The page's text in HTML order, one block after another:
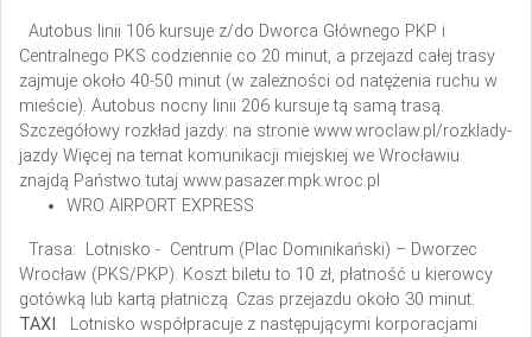
Autobus linii 106 kursuje z/do Dworca Głównego PKP i
Centralnego PKS codziennie co 20 minut, a przejazd całej trasy
zajmuje około 40-50 minut (w zależności od natężenia ruchu w
mieście). Autobus nocny linii 206 kursuje tą samą trasą.
Szczegółowy rozkład jazdy: na stronie www.wroclaw.pl/rozklady-
jazdy Więcej na temat komunikacji miejskiej we Wrocławiu
znajdą Państwo tutaj www.pasazer.mpk.wroc.pl
WRO AIRPORT EXPRESS
Trasa: Lotnisko - Centrum (Plac Dominikański) – Dworzec
Wrocław (PKS/PKP). Koszt biletu to 10 zł, płatność u kierowcy
gotówką lub kartą płatniczą. Czas przejazdu około 30 minut.
TAXI
Lotnisko współpracuje z następującymi korporacjami